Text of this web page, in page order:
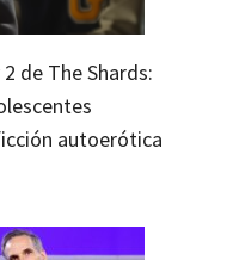
de The Shards:
autoerótica